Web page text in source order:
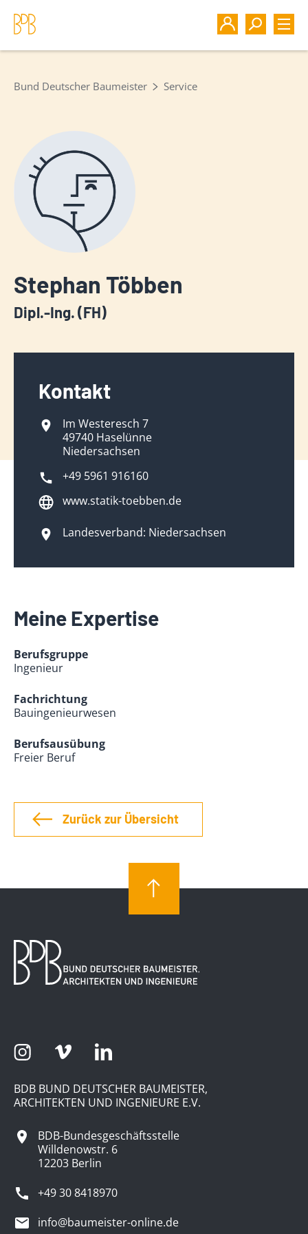
Bund Deutscher Baumeister Service
Stephan Többen
Dipl.-Ing. (FH)
Kontakt
Im Westeresch 7
49740 Haselünne
Niedersachsen
+49 5961 916160
www.statik-toebben.de
Landesverband: Niedersachsen
Meine Expertise
Berufsgruppe
Ingenieur
Fachrichtung
Bauingenieurwesen
Berufsausübung
Freier Beruf
Zurück zur Übersicht
BDB BUND DEUTSCHER BAUMEISTER,
ARCHITEKTEN UND INGENIEURE E.V.
BDB-Bundesgeschäftsstelle
Willdenowstr. 6
12203 Berlin
+49 30 8418970
info@baumeister-online.de